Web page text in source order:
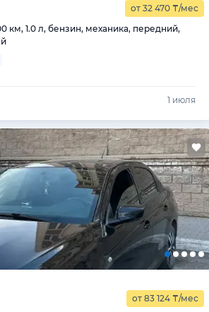
от 32 470 ₸/мес
км, 1.0 л, бензин, механика, передний,
1 июля
от 83 124 ₸/мес